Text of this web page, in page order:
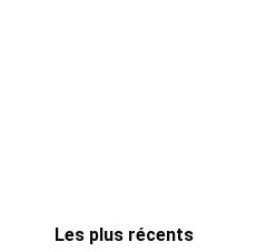
Les plus récents